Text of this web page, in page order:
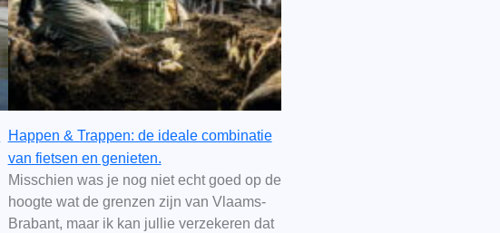
Happen & Trappen: de ideale combinatie
van fietsen en genieten.
Misschien was je nog niet echt goed op de
hoogte wat de grenzen zijn van Vlaams-
Brabant, maar ik kan jullie verzekeren dat